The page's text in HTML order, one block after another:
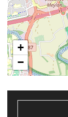
+
−